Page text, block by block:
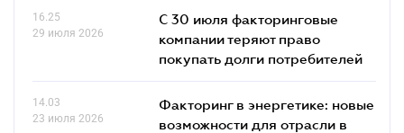
16.25
29 июля 2026
С 30 июля факторинговые
компании теряют право
покупать долги потребителей
14.03
23 июля 2026
Факторинг в энергетике: новые
возможности для отрасли в